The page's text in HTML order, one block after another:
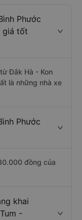
Phước
giá tốt
Đắk Hà - Kon
là những nhà xe
Phước
đồng của
khai
-